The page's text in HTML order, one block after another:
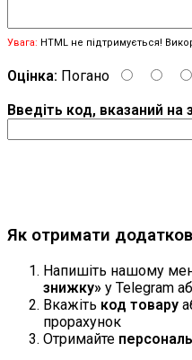
Увага: HTML не підтримується!
Оцінка: Погано
Введіть код, вказаний на
Як отримати
Напишіть нашому
знижку» у Telegram
Вкажіть код товару
прорахунок
Отримайте